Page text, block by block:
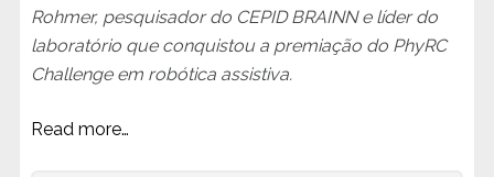
Rohmer, pesquisador do CEPID BRAINN e líder do
laboratório que conquistou a premiação do PhyRC
Challenge em robótica assistiva.
Read more…